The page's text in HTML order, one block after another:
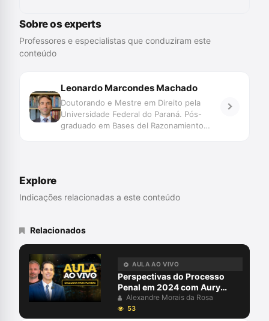
Sobre os experts
Professores e especialistas que conduziram este
conteúdo
Leonardo Marcondes Machado
Doutorando e Mestre em Direito pela
Universidade Federal do Paraná. Pós-
graduado em Bases del Razonamiento
Estadual dos Direitos Humanos de Santa
Explore
Indicações relacionadas a este conteúdo
Relacionados
AULA AO VIVO
Perspectivas do Processo
Penal em 2024 com Aury
Lopes Jr e Alexandre Morais
da Rosa
Alexandre Morais da Rosa
53